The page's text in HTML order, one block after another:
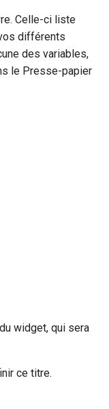
Celle-ci liste
différents
des variables,
le Presse-papier
widget, qui sera
ce titre.